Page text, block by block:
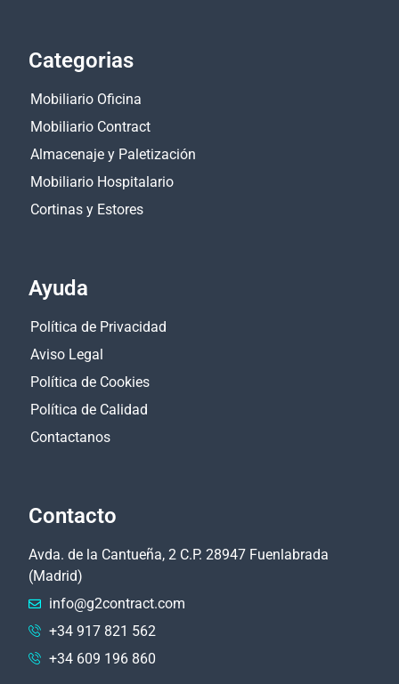
Categorias
Mobiliario Oficina
Mobiliario Contract
Almacenaje y Paletización
Mobiliario Hospitalario
Cortinas y Estores
Ayuda
Política de Privacidad
Aviso Legal
Política de Cookies
Política de Calidad
Contactanos
Contacto
Avda. de la Cantueña, 2 C.P. 28947 Fuenlabrada
(Madrid)
info@g2contract.com
+34 917 821 562
+34 609 196 860